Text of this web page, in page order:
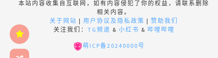
本站内容收集自互联网，如有内容侵犯了你的权益，请联系删除
相关内容。
关于网站 | 用户协议及隐私政策 | 赞助我们
关注我们： TG频道 & 小红书 & 哔哩哔哩
萌ICP备20240000号